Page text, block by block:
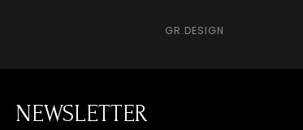
GR.DESIGN
NEWSLETTER